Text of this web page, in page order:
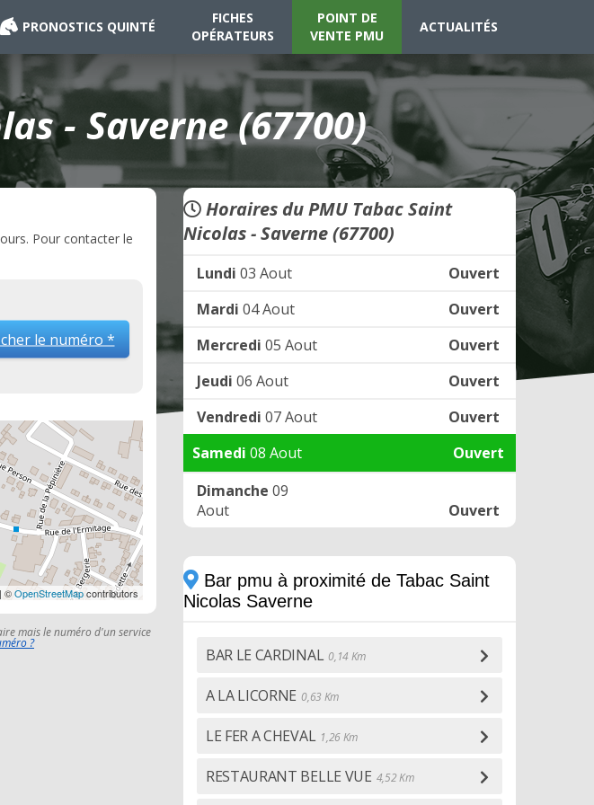
PRONOSTICS QUINTÉ
FICHES
OPÉRATEURS
POINT DE
VENTE PMU
ACTUALITÉS
- Saverne (67700)
Pour contacter le
le numéro *
| ©OpenStreetMapcontributors
mais le numéro d'un service
?
Horaires du PMU Tabac Saint
Nicolas - Saverne (67700)
Lundi 03 Aout
Ouvert
Mardi 04 Aout
Ouvert
Mercredi 05 Aout
Ouvert
Jeudi 06 Aout
Ouvert
Vendredi 07 Aout
Ouvert
Samedi 08 Aout
Ouvert
Dimanche 09
Aout
Ouvert
Bar pmu à proximité de Tabac Saint
Nicolas Saverne
BAR LE CARDINAL 0,14 Km
A LA LICORNE 0,63 Km
LE FER A CHEVAL 1,26 Km
RESTAURANT BELLE VUE 4,52 Km